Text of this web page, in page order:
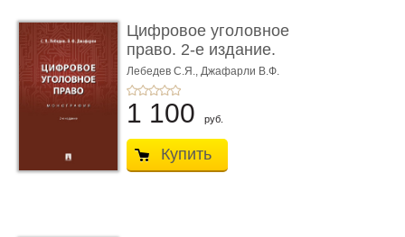
Цифровое уголовное
право. 2-е издание.
Монограф ...
Лебедев С.Я., Джафарли В.Ф.
1 100 руб.
Купить